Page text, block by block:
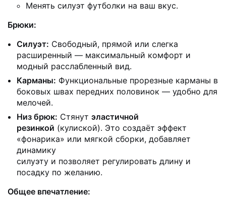
Менять силуэт футболки на ваш вкус.
Брюки:
Силуэт: Свободный, прямой или слегка
расширенный — максимальный комфорт и
модный расслабленный вид.
Карманы: Функциональные прорезные карманы в
боковых швах передних половинок — удобно для
мелочей.
Низ брюк: Стянут эластичной
резинкой (кулиской). Это создаёт эффект
«фонарика» или мягкой сборки, добавляет
динамику
силуэту и позволяет регулировать длину и
посадку по желанию.
Общее впечатление: